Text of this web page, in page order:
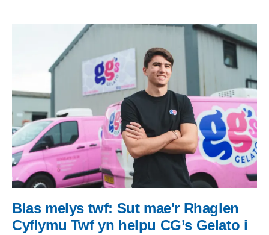
Blas melys twf: Sut mae'r Rhaglen
Cyflymu Twf yn helpu CG’s Gelato i